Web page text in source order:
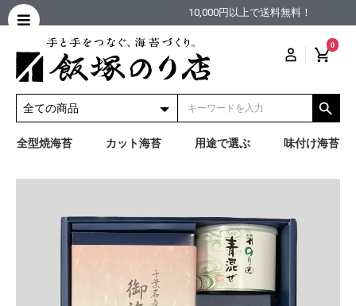
10,000円以上で送料無料！
0
全型焼海苔 カット海苔 用途で選ぶ 味付け海苔